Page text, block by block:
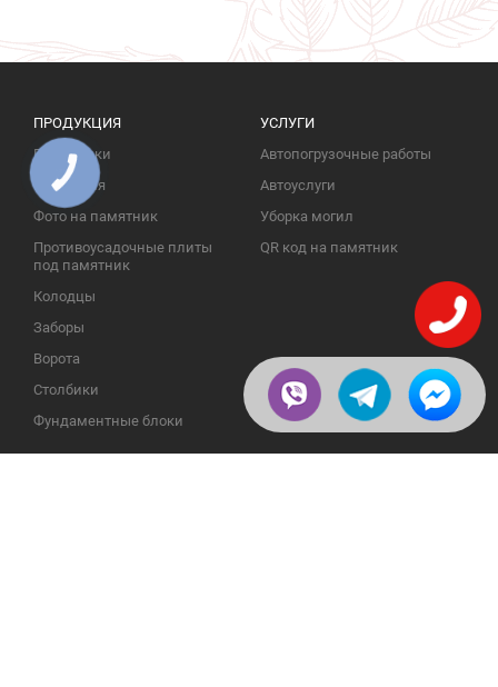
ПРОДУКЦИЯ
Памятники
Надгробия
Фото на памятник
Противоусадочные плиты
под памятник
Колодцы
Заборы
Ворота
Столбики
Фундаментные блоки
УСЛУГИ
Автопогрузочные работы
Автоуслуги
Уборка могил
QR код на памятник
КНОПКА
ЗВ'ЯЗКУ